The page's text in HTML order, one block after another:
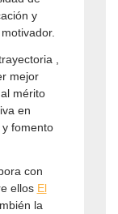
y
,
mejor
mérito
en
fomento
con
ellos El
la